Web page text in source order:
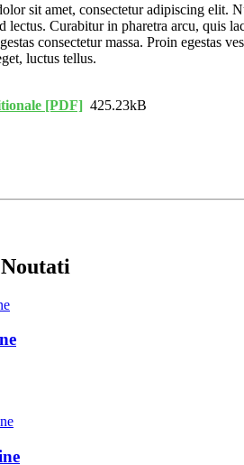
sit amet, consectetur adipiscing elit.
lectus. Curabitur in pharetra arcu, quis
consectetur massa. Proin egestas
luctus tellus.
[PDF] 425.23kB